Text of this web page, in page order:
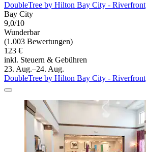
DoubleTree by Hilton Bay City - Riverfront
Bay City
9,0/10
Wunderbar
(1.003 Bewertungen)
123 €
inkl. Steuern & Gebühren
23. Aug.–24. Aug.
DoubleTree by Hilton Bay City - Riverfront